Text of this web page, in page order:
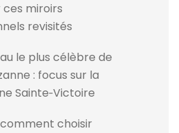
miroirs
revisités
le plus célèbre de
: focus sur la
Sainte‑Victoire
comment choisir